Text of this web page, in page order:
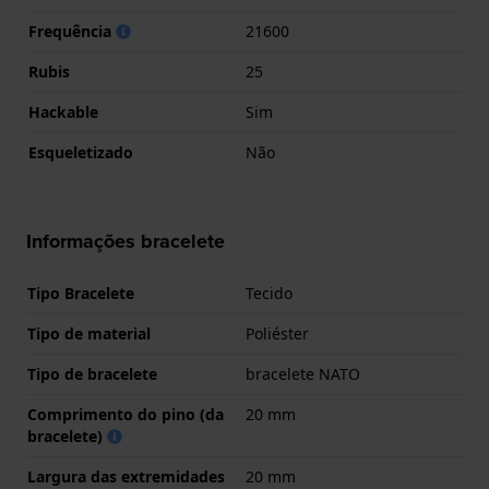
Frequência
21600
Rubis
25
Hackable
Sim
Esqueletizado
Não
Informações bracelete
Tipo Bracelete
Tecido
Tipo de material
Poliéster
Tipo de bracelete
bracelete NATO
Comprimento do pino (da
bracelete)
20 mm
Largura das extremidades 20 mm